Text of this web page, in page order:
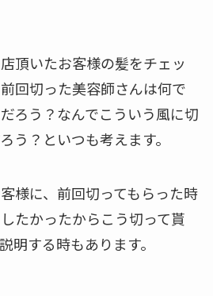
頂いたお客様の髪をチェッ
回切った美容師さんは何で
ろう？なんでこういう風に切
う？といつも考えます。
様に、前回切ってもらった時
たかったからこう切って貰
明する時もあります。